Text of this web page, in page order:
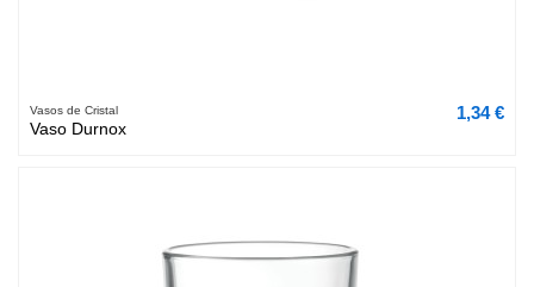
Vasos de Cristal
Vaso Durnox
1,34 €